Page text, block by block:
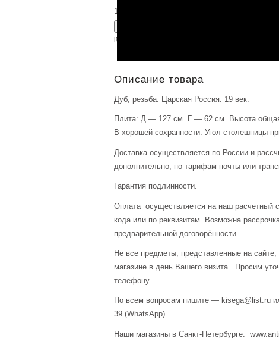
165,000 Р
Категория:
Описание
Описание товара
Дуб, резьба. Царская Россия. 19 век.
Плита: Д — 127 см. Г — 62 см. Высота
В хорошей сохранности. Угол столешницы
Доставка осуществляется по России и
дополнительно, по тарифам почты или
Гарантия подлинности.
Оплата осуществляется на наш расчетный
кода или по реквизитам. Возможна
предварительной договорённости.
Не все предметы, представленные на сайте,
магазине в день Вашего визита. Просим
телефону.
По всем вопросам пишите — kisega@list.ru
39 (WhatsApp)
Наши магазины в Санкт-Петербурге: